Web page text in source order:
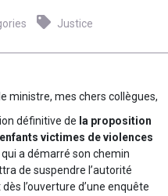
Justice
ministre, mes chers collègues,
définitive de la proposition
victimes de violences
a démarré son chemin
de suspendre l’autorité
l’ouverture d’une enquête